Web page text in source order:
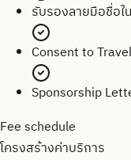
รับรองลายมือชื่อ
Consent to
Sponsorship
Fee schedule
โครงสร้างค่าบริการ